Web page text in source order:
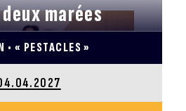
marées
• « PESTACLES »